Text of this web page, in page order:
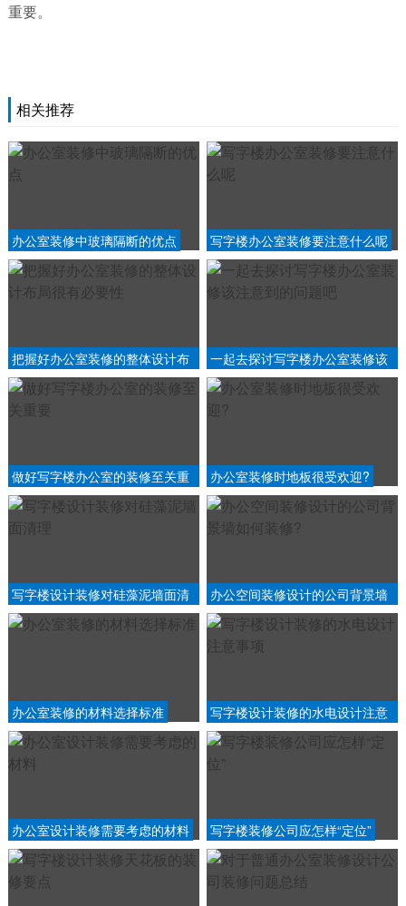
重要。
相关推荐
办公室装修中玻璃隔断的优点 写字楼办公室装修要注意什么呢
把握好办公室装修的整体设计布
局很有必要性
一起去探讨写字楼办公室装修该
注意到的问题吧
做好写字楼办公室的装修至关重
要
办公室装修时地板很受欢迎?
写字楼设计装修对硅藻泥墙面清
理
办公空间装修设计的公司背景墙
如何装修?
办公室装修的材料选择标准
写字楼设计装修的水电设计注意
事项
办公室设计装修需要考虑的材料 写字楼装修公司应怎样“定位”